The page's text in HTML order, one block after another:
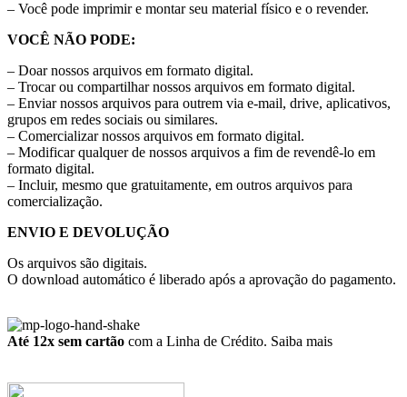
– Você pode imprimir e montar seu material físico e o revender.
VOCÊ NÃO PODE:
– Doar nossos arquivos em formato digital.
– Trocar ou compartilhar nossos arquivos em formato digital.
– Enviar nossos arquivos para outrem via e-mail, drive, aplicativos,
grupos em redes sociais ou similares.
– Comercializar nossos arquivos em formato digital.
– Modificar qualquer de nossos arquivos a fim de revendê-lo em
formato digital.
– Incluir, mesmo que gratuitamente, em outros arquivos para
comercialização.
ENVIO E DEVOLUÇÃO
Os arquivos são digitais.
O download automático é liberado após a aprovação do pagamento.
Até 12x sem cartão com a Linha de Crédito. Saiba mais